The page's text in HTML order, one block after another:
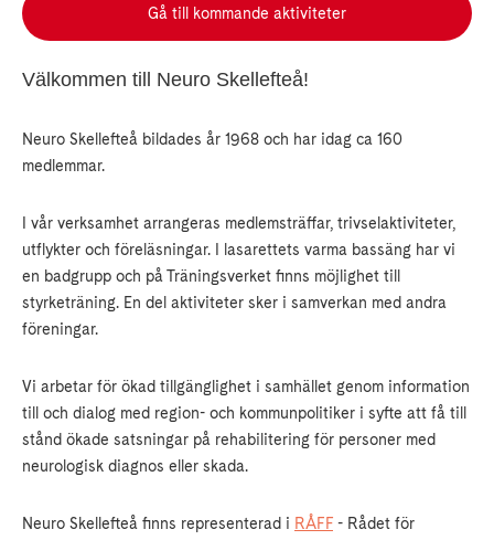
Gå till kommande aktiviteter
Välkommen till Neuro Skellefteå!
Neuro Skellefteå bildades år 1968 och har idag ca 160
medlemmar.
I vår verksamhet arrangeras medlemsträffar, trivselaktiviteter,
utflykter och föreläsningar. I lasarettets varma bassäng har vi
en badgrupp och på Träningsverket finns möjlighet till
styrketräning. En del aktiviteter sker i samverkan med andra
föreningar.
Vi arbetar för ökad tillgänglighet i samhället genom information
till och dialog med region- och kommunpolitiker i syfte att få till
stånd ökade satsningar på rehabilitering för personer med
neurologisk diagnos eller skada.
Neuro Skellefteå finns representerad i RÅFF - Rådet för